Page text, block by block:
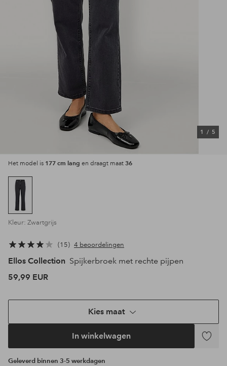
1 / 5
Het model is 177 cm lang en draagt maat 36
Kleur: Zwartgrijs
15 4 beoordelingen
Ellos Collection Spijkerbroek met rechte pijpen
59,99 EUR
Kies maat
In winkelwagen
Geleverd binnen 3-5 werkdagen